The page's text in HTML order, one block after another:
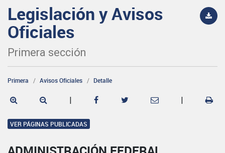
Legislación y Avisos
Oficiales
Primera sección
Primera Avisos Oficiales Detalle
| |
VER PÁGINAS PUBLICADAS